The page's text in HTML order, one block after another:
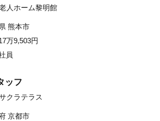
人ホーム黎明館
熊本市
万9,503円
員
ッフ
クラテラス
京都市